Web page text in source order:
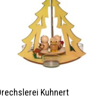
Kuhnert